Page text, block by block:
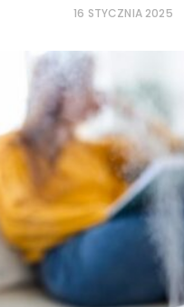
16 STYCZNIA 2025